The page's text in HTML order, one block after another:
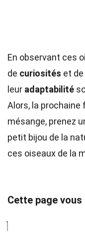
En observant ces
de curiosités et de
leur adaptabilité
Alors, la prochaine
mésange, prenez
petit bijou de la
ces oiseaux de la
Cette page